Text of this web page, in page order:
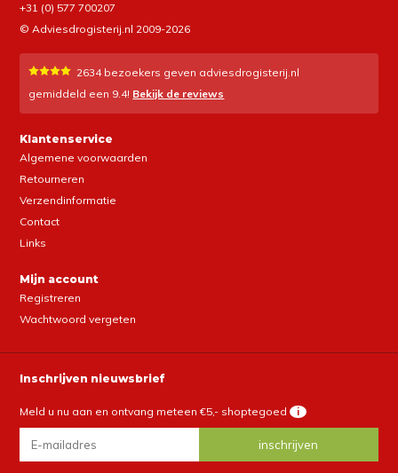
+31 (0) 577 700207
© Adviesdrogisterij.nl 2009-2026
2634bezoekers geven adviesdrogisterij.nl
gemiddeld een 9.4! Bekijk de reviews
Klantenservice
Algemene voorwaarden
Retourneren
Verzendinformatie
Contact
Links
Mijn account
Registreren
Wachtwoord vergeten
Inschrijven nieuwsbrief
Meld u nu aan en ontvang meteen €5,- shoptegoed i